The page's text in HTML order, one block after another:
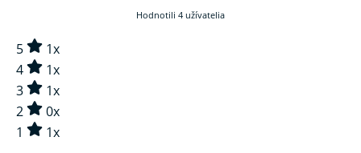
Hodnotili 4 užívatelia
5
1x
4
1x
3
1x
2
0x
1
1x